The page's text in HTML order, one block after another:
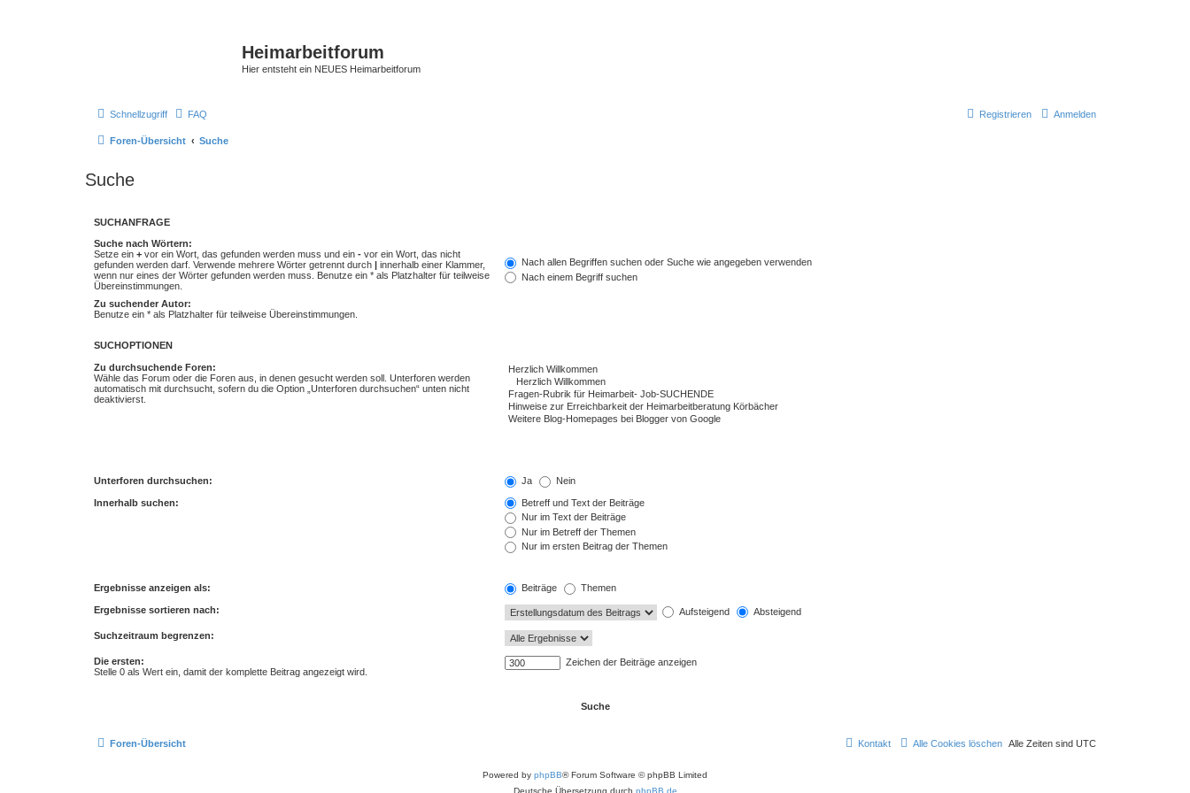
Heimarbeitforum
Hier entsteht ein NEUES Heimarbeitforum
Schnellzugriff FAQ Anmelden
Registrieren
Foren-Übersicht Suche
Suche
SUCHANFRAGE
Suche nach Wörtern:
Setze ein + vor ein Wort, das gefunden werden muss und ein - vor ein Wort, das nicht
gefunden werden darf. Verwende mehrere Wörter getrennt durch | innerhalb einer Klammer,
wenn nur eines der Wörter gefunden werden muss. Benutze ein * als Platzhalter für teilweise
Übereinstimmungen.
Nach allen Begriffen suchen oder Suche wie angegeben verwenden
Nach einem Begriff suchen
Zu suchender Autor:
Benutze ein * als Platzhalter für teilweise Übereinstimmungen.
SUCHOPTIONEN
Zu durchsuchende Foren:
Wähle das Forum oder die Foren aus, in denen gesucht werden soll. Unterforen werden
automatisch mit durchsucht, sofern du die Option „Unterforen durchsuchen“ unten nicht
deaktivierst.
Unterforen durchsuchen: Ja Nein
Innerhalb suchen:
Betreff und Text der Beiträge
Nur im Text der Beiträge
Nur im Betreff der Themen
Nur im ersten Beitrag der Themen
Ergebnisse anzeigen als: Beiträge Themen
Ergebnisse sortieren nach: Aufsteigend Absteigend
Suchzeitraum begrenzen:
Die ersten:
Stelle 0 als Wert ein, damit der komplette Beitrag angezeigt wird.
Zeichen der Beiträge anzeigen
Foren-Übersicht Alle Zeiten sind UTC
Alle Cookies löschen
Kontakt
Powered by phpBB® Forum Software © phpBB Limited
Deutsche Übersetzung durch phpBB.de